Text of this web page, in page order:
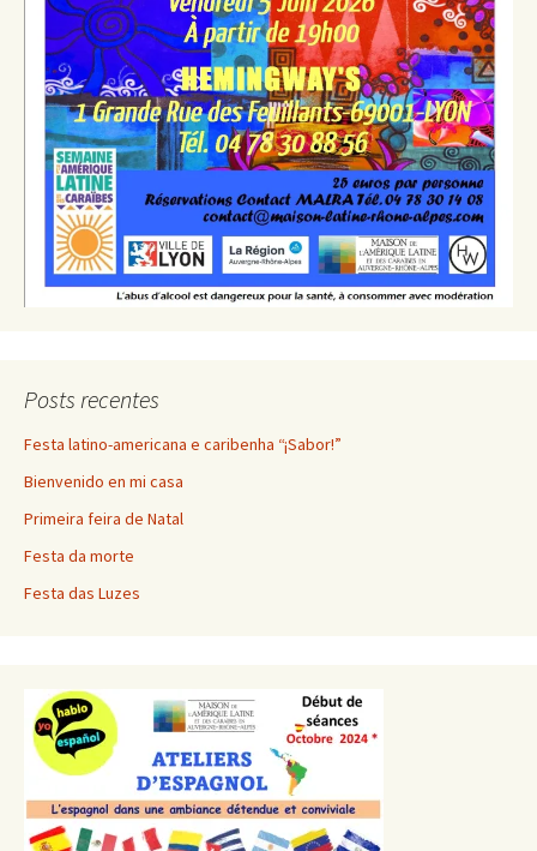
Posts recentes
Festa latino-americana e caribenha “¡Sabor!”
Bienvenido en mi casa
Primeira feira de Natal
Festa da morte
Festa das Luzes